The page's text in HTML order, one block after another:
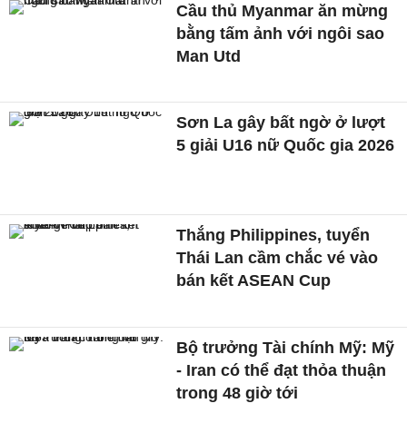
Cầu thủ Myanmar ăn mừng
bằng tấm ảnh với ngôi sao
Man Utd
Sơn La gây bất ngờ ở lượt
5 giải U16 nữ Quốc gia 2026
Thắng Philippines, tuyển
Thái Lan cầm chắc vé vào
bán kết ASEAN Cup
Bộ trưởng Tài chính Mỹ: Mỹ
- Iran có thể đạt thỏa thuận
trong 48 giờ tới